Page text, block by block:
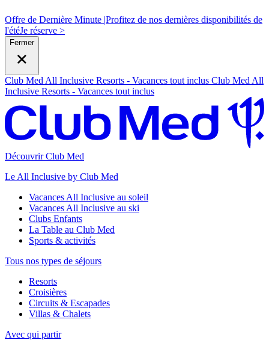
Offre de Dernière Minute |Profitez de nos dernières disponibilités de
l'étéJe réserve >
Fermer
Club Med All Inclusive Resorts - Vacances tout inclus Club Med All
Inclusive Resorts - Vacances tout inclus
Découvrir Club Med
Le All Inclusive by Club Med
Vacances All Inclusive au soleil
Vacances All Inclusive au ski
Clubs Enfants
La Table au Club Med
Sports & activités
Tous nos types de séjours
Resorts
Croisières
Circuits & Escapades
Villas & Chalets
Avec qui partir